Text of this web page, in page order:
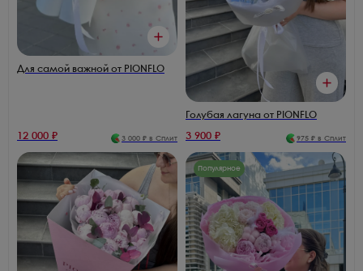
Для самой важной от PIONFLO
12 000 ₽ 3 000 ₽ в Сплит
Голубая лагуна от PIONFLO
3 900 ₽ 975 ₽ в Сплит
Популярное